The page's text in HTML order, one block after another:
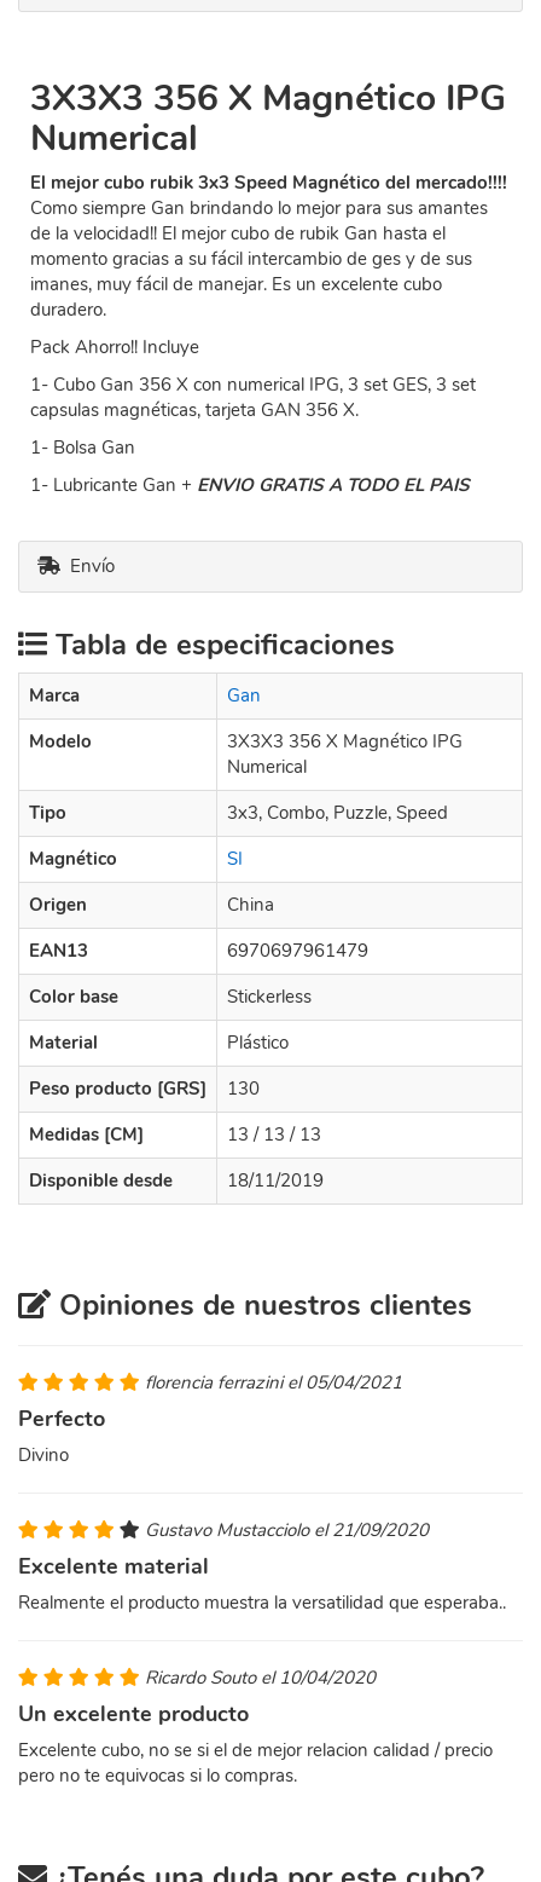
3X3X3 356 X Magnético IPG
Numerical
El mejor cubo rubik 3x3 Speed Magnético del mercado!!!!
Como siempre Gan brindando lo mejor para sus amantes
de la velocidad!! El mejor cubo de rubik Gan hasta el
momento gracias a su fácil intercambio de ges y de sus
imanes, muy fácil de manejar. Es un excelente cubo
duradero.
Pack Ahorro!! Incluye
1- Cubo Gan 356 X con numerical IPG, 3 set GES, 3 set
capsulas magnéticas, tarjeta GAN 356 X.
1- Bolsa Gan
1- Lubricante Gan + ENVIO GRATIS A TODO EL PAIS
Envío
Tabla de especificaciones
Marca
Gan
Modelo
3X3X3 356 X Magnético IPG
Numerical
Tipo
3x3, Combo, Puzzle, Speed
Magnético
SI
Origen
China
EAN13
6970697961479
Color base
Stickerless
Material
Plástico
Peso producto [GRS]
130
Medidas [CM]
13 / 13 / 13
Disponible desde
18/11/2019
Opiniones de nuestros clientes
florencia ferrazini el 05/04/2021
Perfecto
Divino
Gustavo Mustacciolo el 21/09/2020
Excelente material
Realmente el producto muestra la versatilidad que esperaba..
Ricardo Souto el 10/04/2020
Un excelente producto
Excelente cubo, no se si el de mejor relacion calidad / precio
pero no te equivocas si lo compras.